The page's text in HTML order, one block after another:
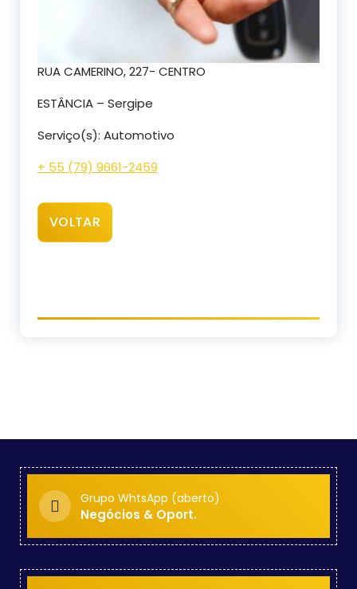
RUA CAMERINO, 227- CENTRO
ESTÂNCIA – Sergipe
Serviço(s): Automotivo
+ 55 (79) 9661-2459
VOLTAR
Grupo WhtsApp (aberto)
Negócios & Oport.